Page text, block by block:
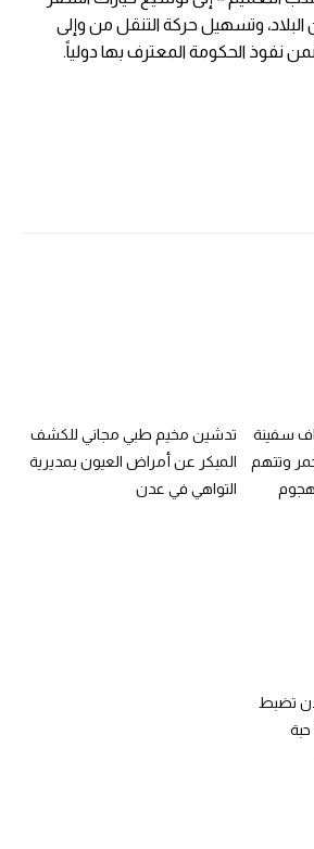
البلاد، وتسهيل حركة التنقل من وإلى
نفوذ الحكومة المعترف بها دولياً.
سفينة
وتتهم
تدشين مخيم طبي مجاني للكشف
المبكر عن أمراض العيون بمديرية
التواهي في عدن
تضبط
شخصين بحوزتهما 3300 حبة